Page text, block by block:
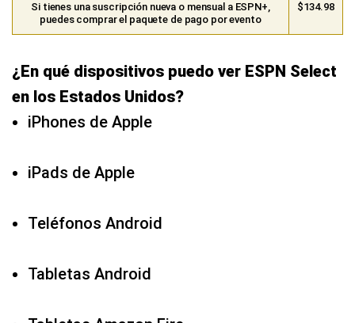
iPhones de Apple
iPads de Apple
Teléfonos Android
Tabletas Android
Tabletas Amazon Fire
Amazon Fire TV
Dispositivos Android TV